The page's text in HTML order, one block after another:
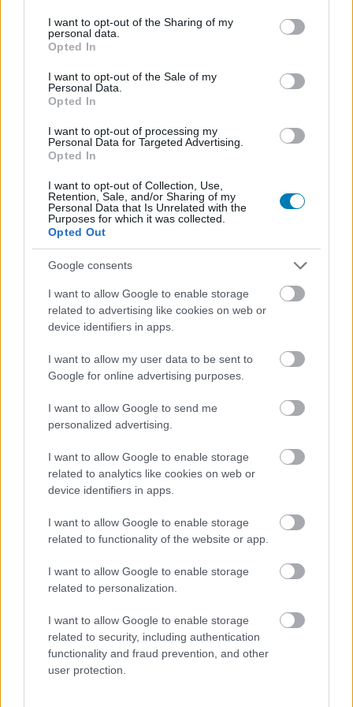
not limited to your visit or usage behaviour. You may click to
grant or deny consent to Google and its third-party tags to
use your data for below specified purposes in below Google
consent section.
I want to opt-out of the Sharing of my
personal data.
Opted In
I want to opt-out of the Sale of my
Personal Data.
Opted In
I want to opt-out of processing my
Personal Data for Targeted Advertising.
Opted In
I want to opt-out of Collection, Use,
Retention, Sale, and/or Sharing of my
Personal Data that Is Unrelated with the
Purposes for which it was collected.
Opted Out
Google consents
I want to allow Google to enable storage
related to advertising like cookies on web or
device identifiers in apps.
I want to allow my user data to be sent to
Google for online advertising purposes.
I want to allow Google to send me
personalized advertising.
I want to allow Google to enable storage
related to analytics like cookies on web or
device identifiers in apps.
I want to allow Google to enable storage
related to functionality of the website or app.
I want to allow Google to enable storage
related to personalization.
I want to allow Google to enable storage
related to security, including authentication
functionality and fraud prevention, and other
user protection.
Hozzászólások
Egy Cyberpunk 2077 mod
elérhetővé teszi a kukázott
küldetéseket is
V régi, E3-as dzsekijét is elő lehet varázsolni
egy másik Cyberpunk 2077 moddal.
Loaded:
21.86%
Nem nagy titok, hogy bizonyos tartalmakat kivágtak
a Cyberpunk 2077-ből, a boltokba kerülő verzióba
többek között korábban tervezett gigek, azaz küldetések
sem kerültek be. A modderek azonban ott segítenek,
ahol csak tudnak.
Egy romulus_is_here néven tevékenykedő modder most
például azt érte el, hogy feloldódjon pár olyan misszió,
amit nem teljesen fejezett be a CDPR csapata, így
értelemszerűen nem is lehet őket elérni a játékban.
A mod segítségével összesen négy, a végső
megjelenésnél elzárt gig nyomható le, név szerint